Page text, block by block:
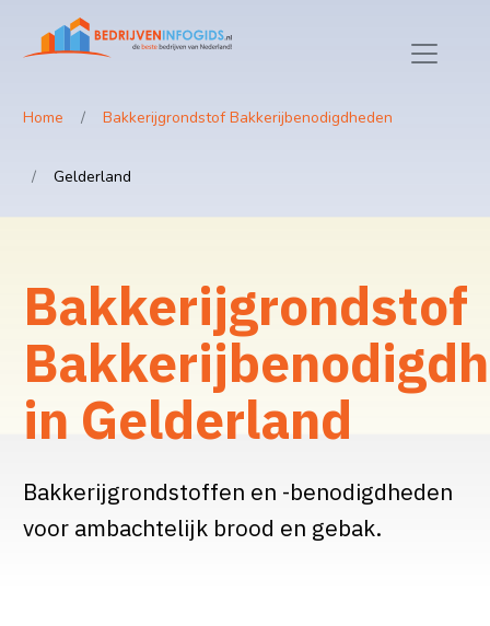
Home Bakkerijgrondstof Bakkerijbenodigdheden
Gelderland
Bakkerijgrondstof
in Gelderland
Bakkerijgrondstoffen en -benodigdheden
voor ambachtelijk brood en gebak.